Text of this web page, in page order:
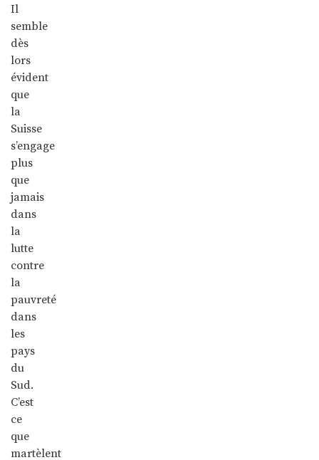
Il
semble
dès
lors
évident
que
la
Suisse
s’engage
plus
que
jamais
dans
la
lutte
contre
la
pauvreté
dans
les
pays
du
Sud.
C’est
ce
que
martèlent